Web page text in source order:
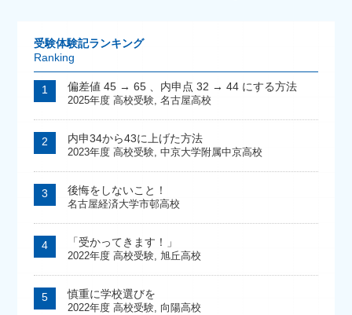
受験体験記ランキング
Ranking
偏差値 45 → 65 、内申点 32 → 44 にする方法
2025年度 高校受験, 名古屋高校
内申34から43に上げた方法
2023年度 高校受験, 中京大学附属中京高校
後悔をしないこと！
名古屋経済大学市邨高校
「受かってきます！」
2022年度 高校受験, 旭丘高校
慎重に学校選びを
2022年度 高校受験, 向陽高校